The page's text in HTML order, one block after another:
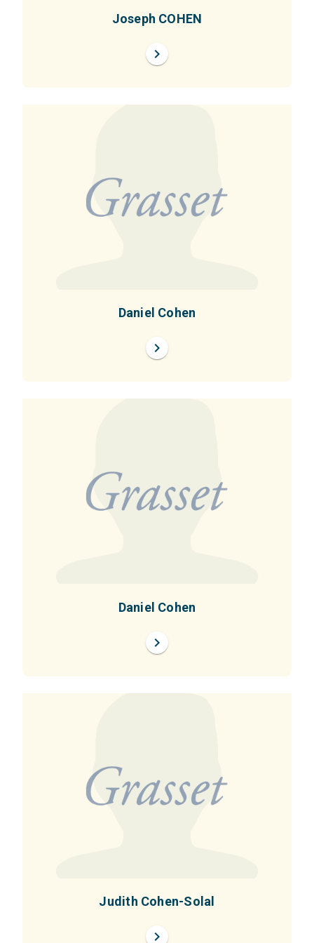
Joseph COHEN
chevron_right
Daniel Cohen
chevron_right
Daniel Cohen
chevron_right
Judith Cohen-Solal
chevron_right